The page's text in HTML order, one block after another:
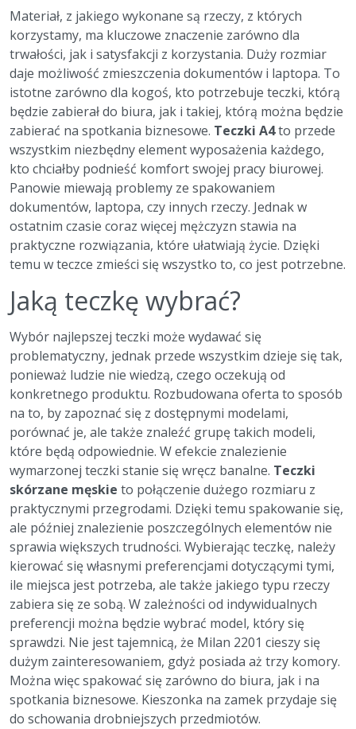
Materiał, z jakiego wykonane są rzeczy, z których
korzystamy, ma kluczowe znaczenie zarówno dla
trwałości, jak i satysfakcji z korzystania. Duży rozmiar
daje możliwość zmieszczenia dokumentów i laptopa. To
istotne zarówno dla kogoś, kto potrzebuje teczki, którą
będzie zabierał do biura, jak i takiej, którą można będzie
zabierać na spotkania biznesowe. Teczki A4to przede
wszystkim niezbędny element wyposażenia każdego,
kto chciałby podnieść komfort swojej pracy biurowej.
Panowie miewają problemy ze spakowaniem
dokumentów, laptopa, czy innych rzeczy. Jednak w
ostatnim czasie coraz więcej mężczyzn stawia na
praktyczne rozwiązania, które ułatwiają życie. Dzięki
temu w teczce zmieści się wszystko to, co jest potrzebne.
Jaką teczkę wybrać?
Wybór najlepszej teczki może wydawać się
problematyczny, jednak przede wszystkim dzieje się tak,
ponieważ ludzie nie wiedzą, czego oczekują od
konkretnego produktu. Rozbudowana oferta to sposób
na to, by zapoznać się z dostępnymi modelami,
porównać je, ale także znaleźć grupę takich modeli,
które będą odpowiednie. W efekcie znalezienie
wymarzonej teczki stanie się wręcz banalne. Teczki
skórzane męskie to połączenie dużego rozmiaru z
praktycznymi przegrodami. Dzięki temu spakowanie się,
ale później znalezienie poszczególnych elementów nie
sprawia większych trudności. Wybierając teczkę, należy
kierować się własnymi preferencjami dotyczącymi tymi,
ile miejsca jest potrzeba, ale także jakiego typu rzeczy
zabiera się ze sobą. W zależności od indywidualnych
preferencji można będzie wybrać model, który się
sprawdzi. Nie jest tajemnicą, że Milan 2201 cieszy się
dużym zainteresowaniem, gdyż posiada aż trzy komory.
Można więc spakować się zarówno do biura, jak i na
spotkania biznesowe. Kieszonka na zamek przydaje się
do schowania drobniejszych przedmiotów.